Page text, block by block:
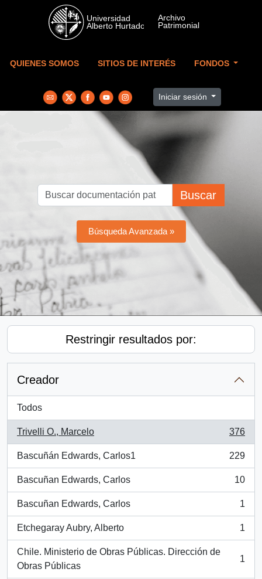
Skip to main content
QUIENES SOMOS SITIOS DE INTERÉS FONDOS
Iniciar sesión
Buscar
Búsqueda Avanzada »
Restringir resultados por:
Creador
Todos
Trivelli O., Marcelo
, 376 resultados
376
Bascuñán Edwards, Carlos1
, 229 resultados
229
Bascuñan Edwards, Carlos
, 10 resultados
10
Bascuñan Edwards, Carlos
, 1 resultados
1
Etchegaray Aubry, Alberto
, 1 resultados
1
Chile. Ministerio de Obras Públicas. Dirección de
Obras Públicas
, 1 resultados
1